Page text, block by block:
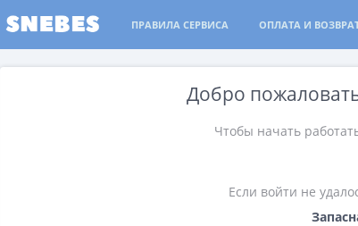
ПРАВИЛА СЕРВИСА ОПЛАТА И
Добро
Чтобы начать
Если войти не